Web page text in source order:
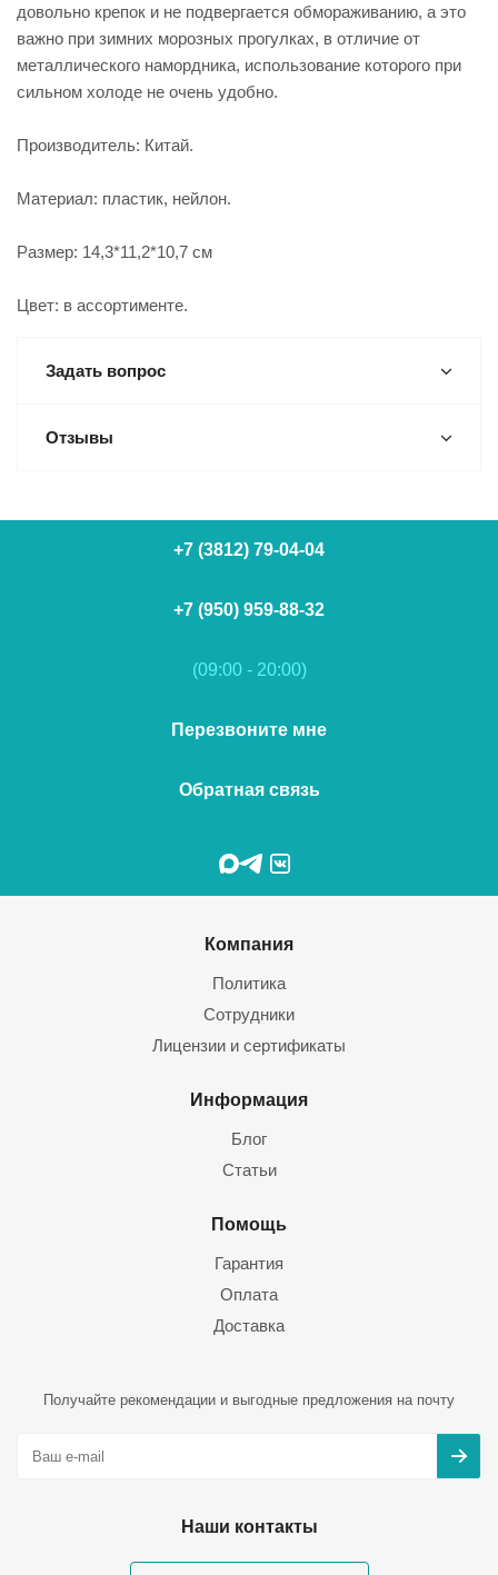
довольно крепок и не подвергается обмораживанию, а это
важно при зимних морозных прогулках, в отличие от
металлического намордника, использование которого при
сильном холоде не очень удобно.
Производитель: Китай.
Материал: пластик, нейлон.
Размер: 14,3*11,2*10,7 см
Цвет: в ассортименте.
Задать вопрос
Отзывы
+7 (3812) 79-04-04
+7 (950) 959-88-32
(09:00 - 20:00)
Перезвоните мне
Обратная связь
Компания
Политика
Сотрудники
Лицензии и сертификаты
Информация
Блог
Статьи
Помощь
Гарантия
Оплата
Доставка
Получайте рекомендации и выгодные предложения на почту
Наши контакты